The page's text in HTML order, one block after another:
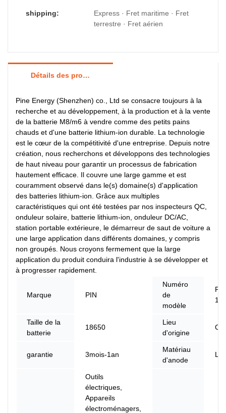
shipping:
Express · Fret maritime · Fret
terrestre · Fret aérien
Détails des produits
Pine Energy (Shenzhen) co., Ltd se consacre toujours à la
recherche et au développement, à la production et à la vente
de la batterie M8/m6 à vendre comme des petits pains
chauds et d'une batterie lithium-ion durable. La technologie
est le cœur de la compétitivité d'une entreprise. Depuis notre
création, nous recherchons et développons des technologies
de haut niveau pour garantir un processus de fabrication
hautement efficace. Il couvre une large gamme et est
couramment observé dans le(s) domaine(s) d'application
des batteries lithium-ion. Grâce aux multiples
caractéristiques qui ont été testées par nos inspecteurs QC,
onduleur solaire, batterie lithium-ion, onduleur DC/AC,
station portable extérieure, le démarreur de saut de voiture a
une large application dans différents domaines, y compris
non groupés. Nous croyons fermement que la large
application du produit conduira l'industrie à se développer et
à progresser rapidement.
Marque PIN
Numéro
de
modèle
Taille de la
batterie
18650
Lieu
d'origine
garantie 3mois-1an
Matériau
d'anode
Outils
électriques,
Appareils
électroménagers,